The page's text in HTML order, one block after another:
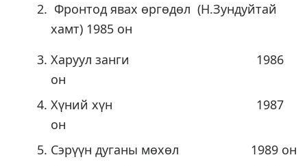
Фронтод явах өргөдөл (Н.Зундуйтай
хамт) 1985 он
Харуул занги 1986
он
Хүний хүн 1987
он
Сэрүүн дуганы мөхөл 1989 он